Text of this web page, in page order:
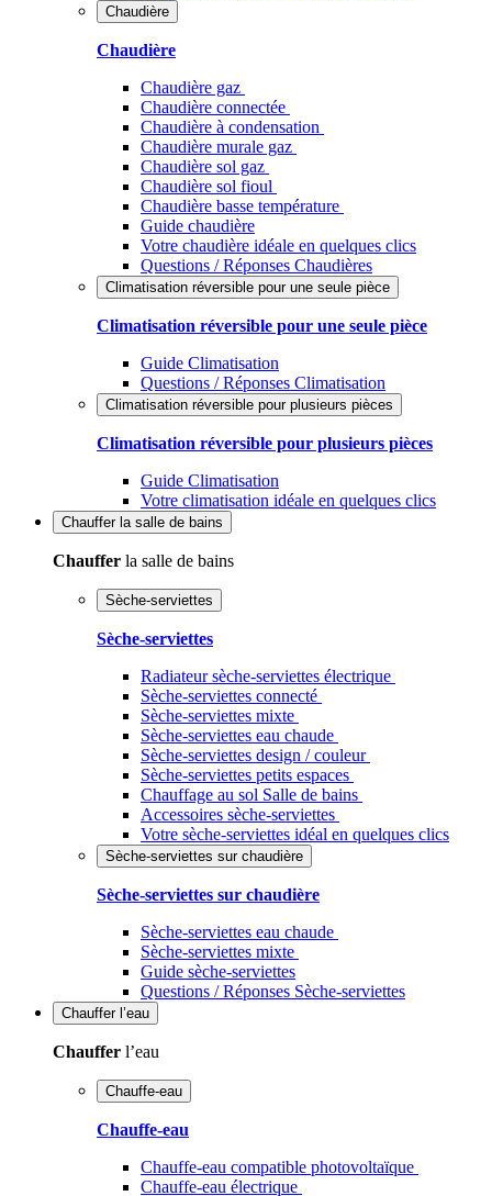
Chaudière
Chaudière
Chaudière gaz
Chaudière connectée
Chaudière à condensation
Chaudière murale gaz
Chaudière sol gaz
Chaudière sol fioul
Chaudière basse température
Guide chaudière
Votre chaudière idéale en quelques clics
Questions / Réponses Chaudières
Climatisation réversible pour une seule pièce
Climatisation réversible pour une seule pièce
Guide Climatisation
Questions / Réponses Climatisation
Climatisation réversible pour plusieurs pièces
Climatisation réversible pour plusieurs pièces
Guide Climatisation
Votre climatisation idéale en quelques clics
Chauffer la salle de bains
Chauffer la salle de bains
Sèche-serviettes
Sèche-serviettes
Radiateur sèche-serviettes électrique
Sèche-serviettes connecté
Sèche-serviettes mixte
Sèche-serviettes eau chaude
Sèche-serviettes design / couleur
Sèche-serviettes petits espaces
Chauffage au sol Salle de bains
Accessoires sèche-serviettes
Votre sèche-serviettes idéal en quelques clics
Sèche-serviettes sur chaudière
Sèche-serviettes sur chaudière
Sèche-serviettes eau chaude
Sèche-serviettes mixte
Guide sèche-serviettes
Questions / Réponses Sèche-serviettes
Chauffer l’eau
Chauffer l’eau
Chauffe-eau
Chauffe-eau
Chauffe-eau compatible photovoltaïque
Chauffe-eau électrique